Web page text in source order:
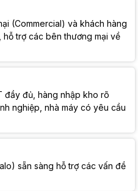
(Commercial) và khách hàng
trợ các bên thương mại về
đầy đủ, hàng nhập kho rõ
nghiệp, nhà máy có yêu cầu
sẵn sàng hỗ trợ các vấn đề